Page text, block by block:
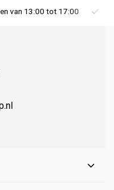
van 13:00 tot 17:00